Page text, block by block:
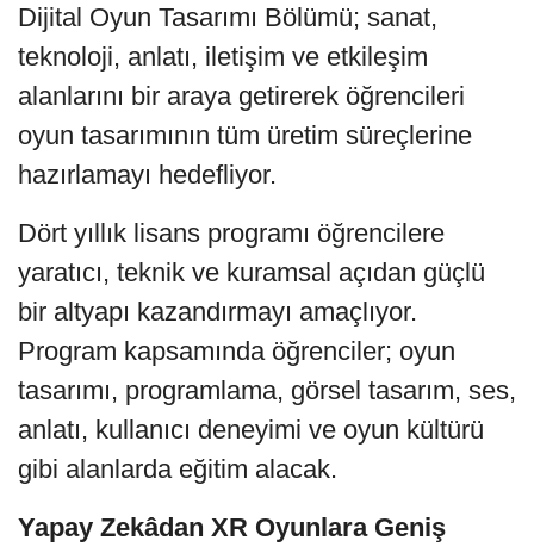
Dijital Oyun Tasarımı Bölümü; sanat,
teknoloji, anlatı, iletişim ve etkileşim
alanlarını bir araya getirerek öğrencileri
oyun tasarımının tüm üretim süreçlerine
hazırlamayı hedefliyor.
Dört yıllık lisans programı öğrencilere
yaratıcı, teknik ve kuramsal açıdan güçlü
bir altyapı kazandırmayı amaçlıyor.
Program kapsamında öğrenciler; oyun
tasarımı, programlama, görsel tasarım, ses,
anlatı, kullanıcı deneyimi ve oyun kültürü
gibi alanlarda eğitim alacak.
Yapay Zekâdan XR Oyunlara Geniş